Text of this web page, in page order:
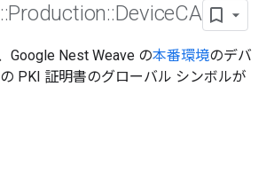
::Production::DeviceCA
Google Nest Weave の本番環境のデバ
PKI 証明書のグローバル シンボルが